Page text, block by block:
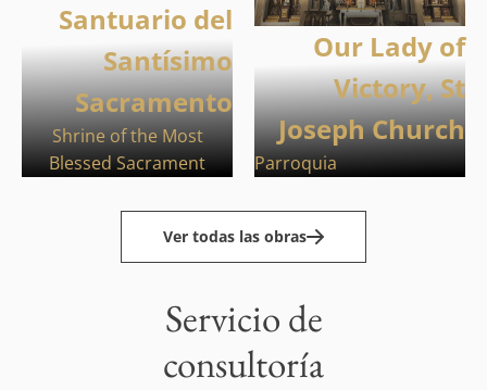
Santuario del
Santísimo
Sacramento
Shrine of the Most
Blessed Sacrament
Our Lady of
Victory, St
Joseph Church
Parroquia
Ver todas las obras
Servicio de
consultoría